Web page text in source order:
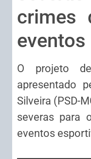
crimes
O projeto
apresentado
Silveira (PSD-
severas para
eventos